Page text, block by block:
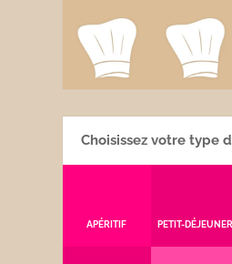
Choisissez votre type
APÉRITIF PETIT-DÉJEUNER